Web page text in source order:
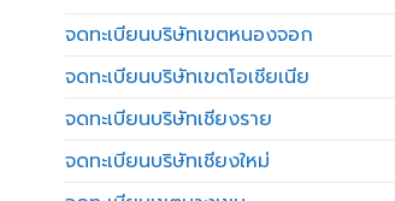
จดทะเบียนบริษัทเขตหนองจอก
จดทะเบียนบริษัทเขตโอเชียเนีย
จดทะเบียนบริษัทเชียงราย
จดทะเบียนบริษัทเชียงใหม่